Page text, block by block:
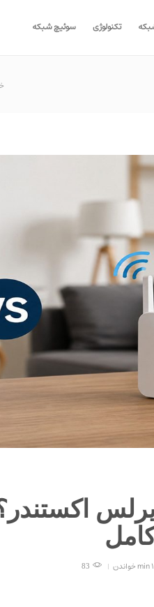
تکنولوژی سوئیچ شبکه
خواندن 83